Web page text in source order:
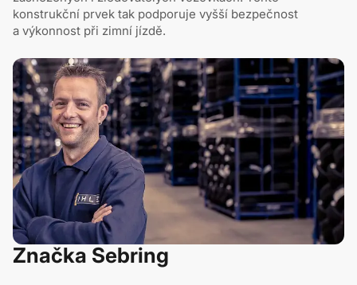
konstrukční prvek tak podporuje vyšší bezpečnost
a výkonnost při zimní jízdě.
Značka Sebring